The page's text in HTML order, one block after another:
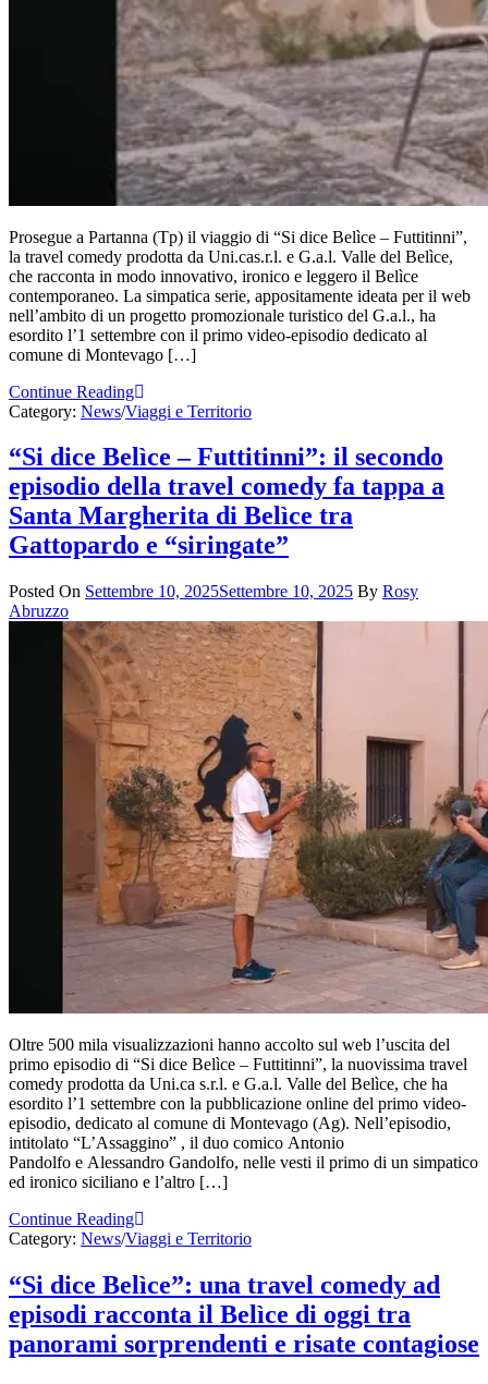
Prosegue a Partanna (Tp) il viaggio di “Si dice Belìce – Futtitinni”,
la travel comedy prodotta da Uni.cas.r.l. e G.a.l. Valle del Belìce,
che racconta in modo innovativo, ironico e leggero il Belìce
contemporaneo. La simpatica serie, appositamente ideata per il web
nell’ambito di un progetto promozionale turistico del G.a.l., ha
esordito l’1 settembre con il primo video-episodio dedicato al
comune di Montevago […]
Continue Reading
Category: News/Viaggi e Territorio
“Si dice Belìce – Futtitinni”: il secondo
episodio della travel comedy fa tappa a
Santa Margherita di Belìce tra
Gattopardo e “siringate”
Posted On Settembre 10, 2025Settembre 10, 2025 By Rosy
Abruzzo
Oltre 500 mila visualizzazioni hanno accolto sul web l’uscita del
primo episodio di “Si dice Belìce – Futtitinni”, la nuovissima travel
comedy prodotta da Uni.ca s.r.l. e G.a.l. Valle del Belìce, che ha
esordito l’1 settembre con la pubblicazione online del primo video-
episodio, dedicato al comune di Montevago (Ag). Nell’episodio,
intitolato “L’Assaggino” , il duo comico Antonio
Pandolfo e Alessandro Gandolfo, nelle vesti il primo di un simpatico
ed ironico siciliano e l’altro […]
Continue Reading
Category: News/Viaggi e Territorio
“Si dice Belìce”: una travel comedy ad
episodi racconta il Belìce di oggi tra
panorami sorprendenti e risate contagiose